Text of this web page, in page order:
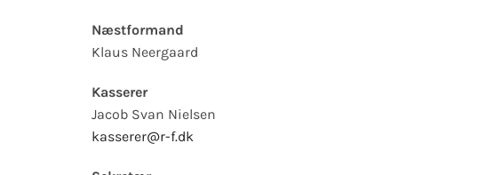
Næstformand
Klaus Neergaard
Kasserer
Jacob Svan Nielsen
kasserer@r-f.dk